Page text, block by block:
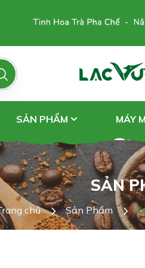
SẢN PHẨM MÁY
SẢN
chủ Sản Phẩm